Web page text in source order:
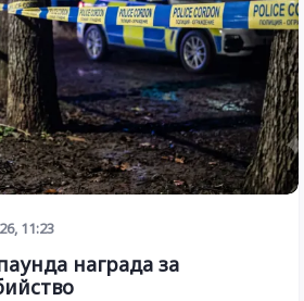
11:23
награда за